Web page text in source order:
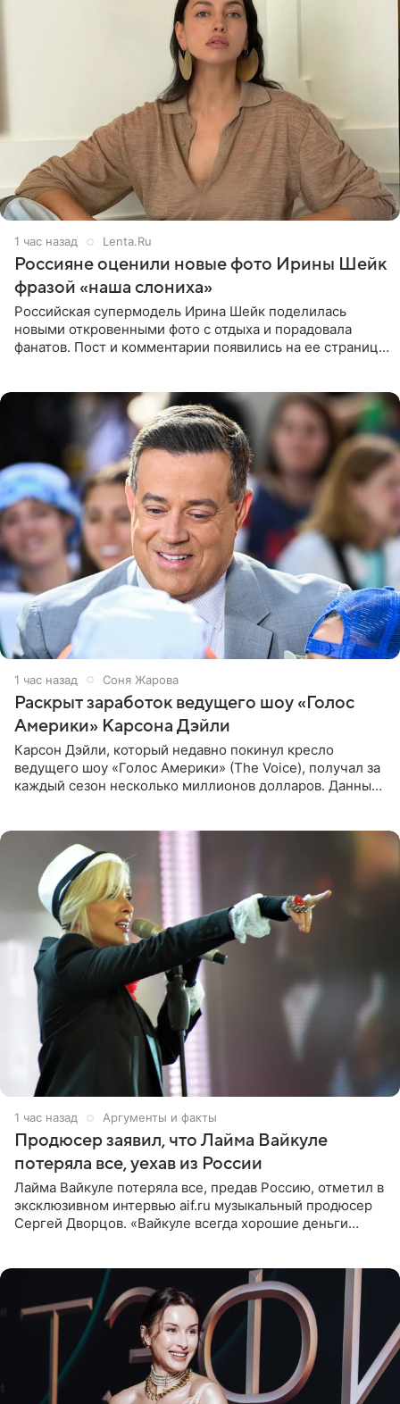
1 час назад Lenta.Ru
Россияне оценили новые фото Ирины Шейк
фразой «наша слониха»
Российская супермодель Ирина Шейк поделилась
новыми откровенными фото с отдыха и порадовала
фанатов. Пост и комментарии появились на ее странице
1 час назад Соня Жарова
Раскрыт заработок ведущего шоу «Голос
Америки» Карсона Дэйли
Карсон Дэйли, который недавно покинул кресло
ведущего шоу «Голос Америки» (The Voice), получал за
каждый сезон несколько миллионов долларов. Данные
1 час назад Аргументы и факты
Продюсер заявил, что Лайма Вайкуле
потеряла все, уехав из России
Лайма Вайкуле потеряла все, предав Россию, отметил в
эксклюзивном интервью aif.ru музыкальный продюсер
Сергей Дворцов. «Вайкуле всегда хорошие деньги